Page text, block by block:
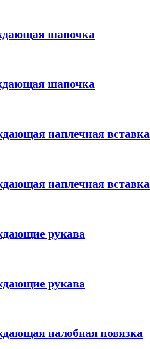
шапочка
шапочка
наплечная вставка
наплечная вставка
рукава
рукава
налобная повязка